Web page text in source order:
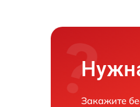
Закажите